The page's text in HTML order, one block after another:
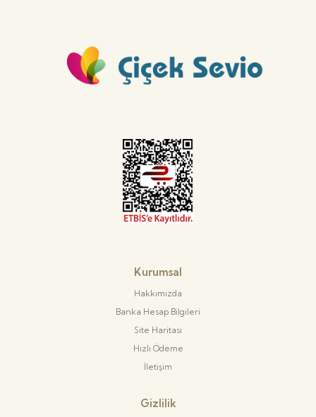
Kurumsal
Hakkımızda
Banka Hesap Bilgileri
Site Haritası
Hızlı Ödeme
İletişim
Gizlilik